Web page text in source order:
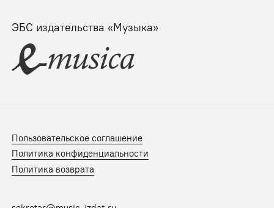
ЭБС издательства «Музыка»
Пользовательское соглашение
Политика конфиденциальности
Политика возврата